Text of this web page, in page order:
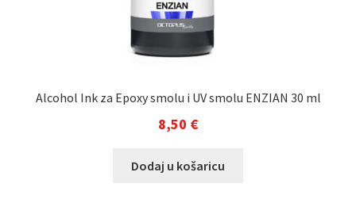
Alcohol Ink za Epoxy smolu i UV smolu ENZIAN 30 ml
8,50 €
Dodaj u košaricu